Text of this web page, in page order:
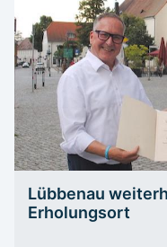
Lübbenau
Erholungsort